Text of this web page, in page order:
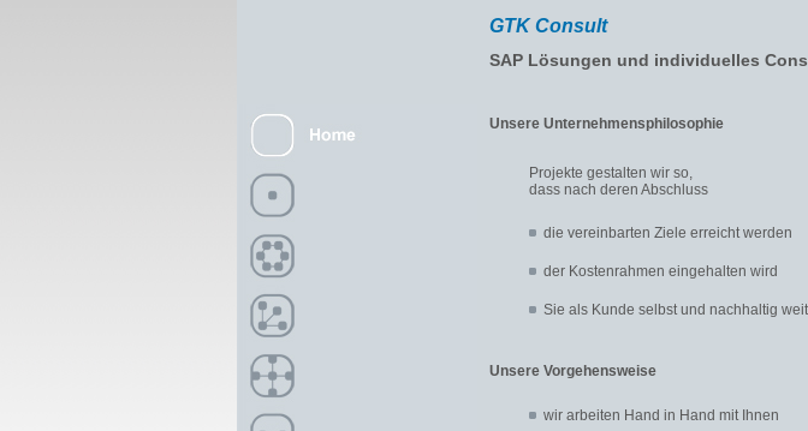
GTK Consult
SAP Lösungen und individuelles
Unsere Unternehmensphilosophie
Projekte gestalten wir so,
dass nach deren Abschluss
die vereinbarten Ziele erreicht werden
der Kostenrahmen eingehalten wird
Sie als Kunde selbst und nachhaltig
Unsere Vorgehensweise
wir arbeiten Hand in Hand mit Ihnen